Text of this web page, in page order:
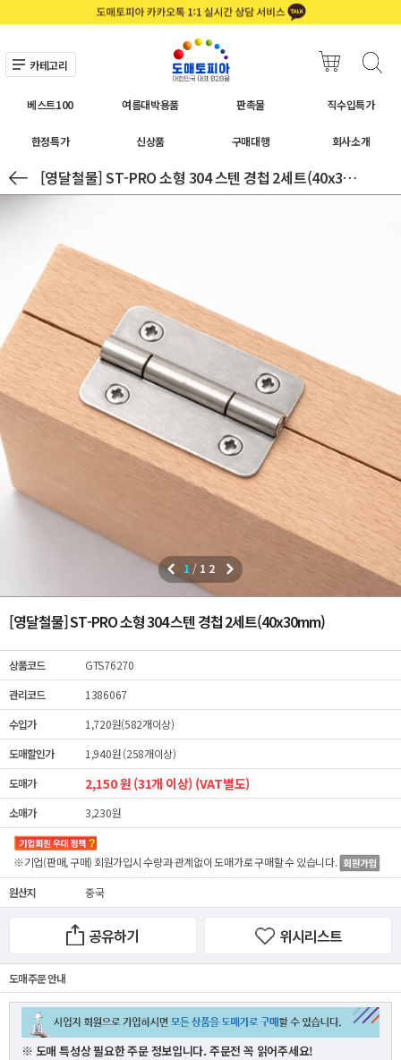
카테고리
베스트100 여름대박용품 판촉물 직수입특가
한정특가 신상품 구매대행 회사소개
[영달철물] ST-PRO 소형 304 스텐 경첩 2세트(40x30mm)
1 / 12
[영달철물] ST-PRO 소형 304 스텐 경첩 2세트(40x30mm)
상품코드
GTS76270
관리코드
1386067
수입가
1,720원(582개이상)
도매할인가
1,940원 (258개이상)
도매가
2,150 원 (31개 이상) (VAT별도)
소매가 3,230원
※기업(판매, 구매) 회원가입시 수량과 관계없이도매가로 구매할 수 있습니다.
원산지 중국
공유하기 위시리스트
도매 주문 안내
※ 도매 특성상 필요한 주문 정보입니다. 주문전 꼭 읽어주세요!